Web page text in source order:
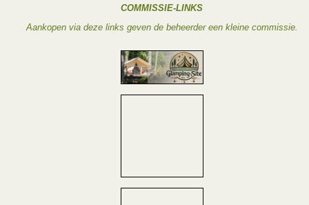
COMMISSIE-LINKS
Aankopen via deze links geven de beheerder een kleine commissie.